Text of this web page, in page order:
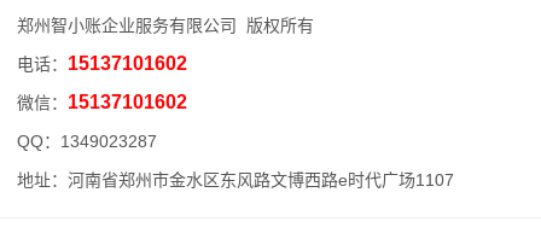
郑州智小账企业服务有限公司 版权所有
电话： 15137101602
微信： 15137101602
QQ： 1349023287
地址：河南省郑州市金水区东风路文博西路e时代广场1107